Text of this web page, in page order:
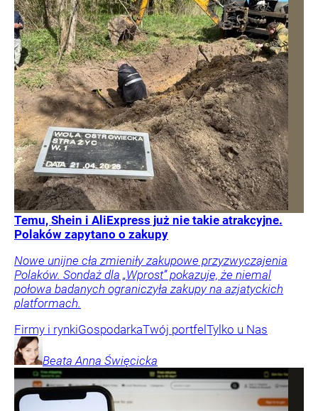
Temu, Shein i AliExpress już nie takie atrakcyjne.
Polaków zapytano o zakupy
Nowe unijne cła zmieniły zakupowe przyzwyczajenia
Polaków. Sondaż dla „Wprost” pokazuje, że niemal
połowa badanych ograniczyła zakupy na azjatyckich
platformach.
Firmy i rynkiGospodarkaTwój portfel Tylko u Nas
Beata Anna Święcicka